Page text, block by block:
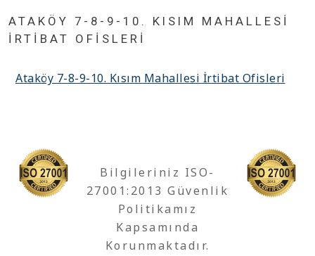
ATAKÖY 7-8-9-10. KISIM MAHALLESI
İRTIBAT OFISLERI
Ataköy 7-8-9-10. Kısım Mahallesi İrtibat Ofisleri
Bilgileriniz ISO-
27001:2013 Güvenlik
Politikamız
Kapsamında
Korunmaktadır.